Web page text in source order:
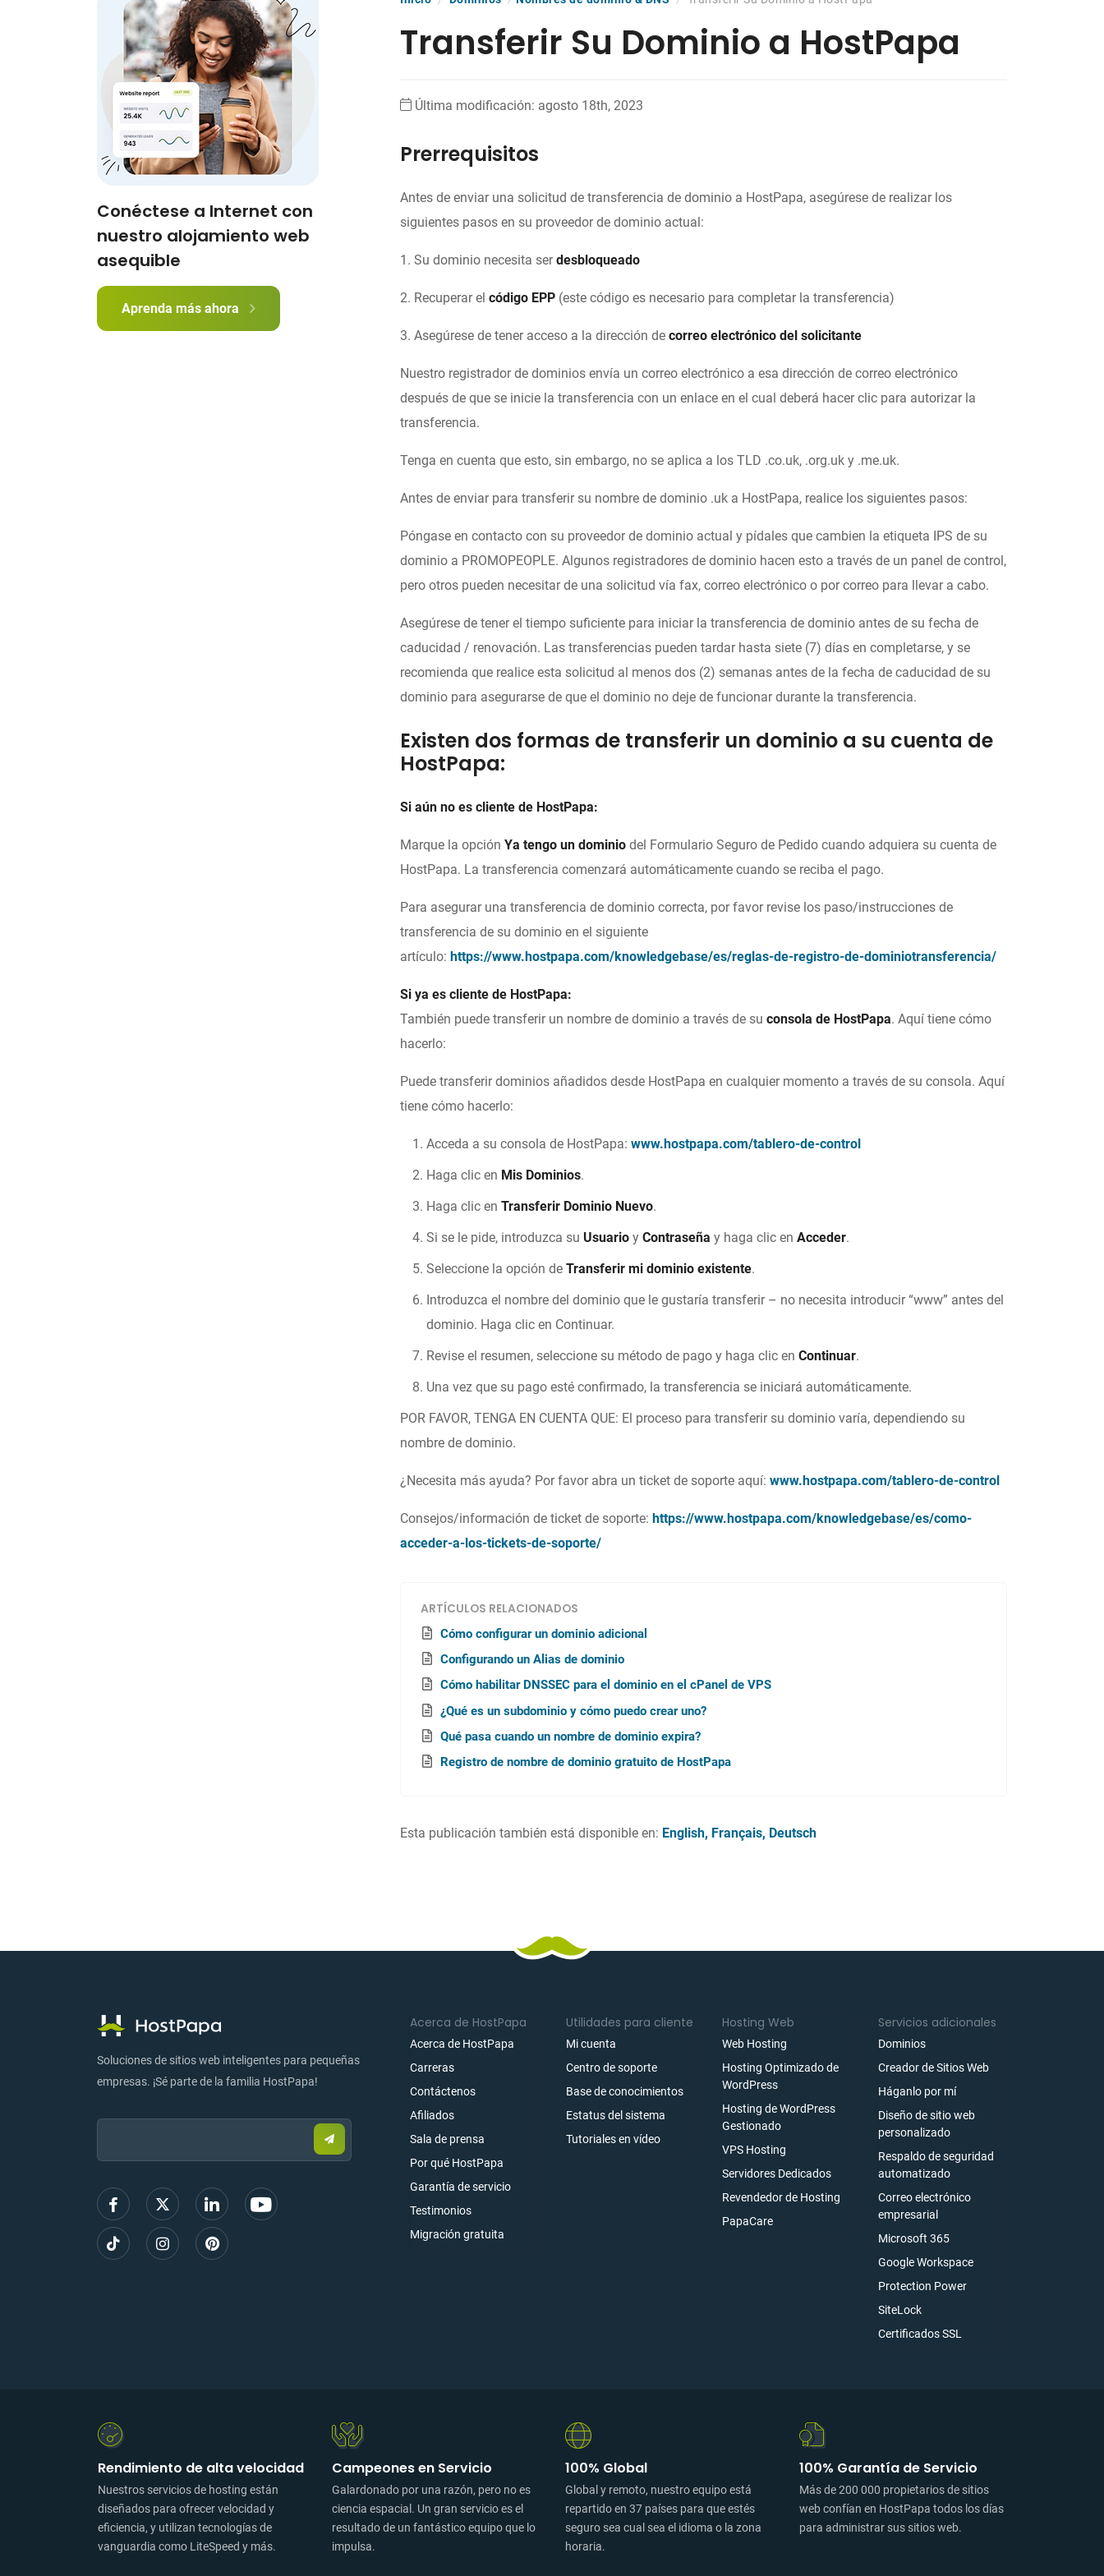
Transferir Su Dominio a HostPapa
Última modificación: agosto 18th, 2023
Prerrequisitos
Antes de enviar una solicitud de transferencia de dominio a HostPapa, asegúrese de realizar los
siguientes pasos en su proveedor de dominio actual:
1. Su dominio necesita serdesbloqueado
2. Recuperar elcódigo EPP (este código es necesario para completar la transferencia)
3. Asegúrese de tener acceso a la dirección decorreo electrónico del solicitante
Nuestro registrador de dominios envía un correo electrónico a esa dirección de correo electrónico
después de que se inicie la transferencia con un enlace en el cual deberá hacer clic para autorizar la
transferencia.
Tenga en cuenta que esto, sin embargo, no se aplica a los TLD .co.uk, .org.uk y .me.uk.
Antes de enviar para transferir su nombre de dominio .uk a HostPapa, realice los siguientes pasos:
Póngase en contacto con su proveedor de dominio actual y pídales que cambien la etiqueta IPS de su
dominio a PROMOPEOPLE. Algunos registradores de dominio hacen esto a través de un panel de control,
pero otros pueden necesitar de una solicitud vía fax, correo electrónico o por correo para llevar a cabo.
Asegúrese de tener el tiempo suficiente para iniciar la transferencia de dominio antes de su fecha de
caducidad / renovación. Las transferencias pueden tardar hasta siete (7) días en completarse, y se
recomienda que realice esta solicitud al menos dos (2) semanas antes de la fecha de caducidad de su
dominio para asegurarse de que el dominio no deje de funcionar durante la transferencia.
Existen dos formas de transferir un dominio a su cuenta de
HostPapa:
Si aún no es cliente de HostPapa:
Marque la opciónYa tengo un dominio del Formulario Seguro de Pedido cuando adquiera su cuenta de
HostPapa. La transferencia comenzará automáticamente cuando se reciba el pago.
Para asegurar una transferencia de dominio correcta, por favor revise los paso/instrucciones de
transferencia de su dominio en el siguiente
artículo: https://www.hostpapa.com/knowledgebase/es/reglas-de-registro-de-dominiotransferencia/
Si ya es cliente de HostPapa:
También puede transferir un nombre de dominio a través de suconsola de HostPapa. Aquí tiene cómo
hacerlo:
Puede transferir dominios añadidos desde HostPapa en cualquier momento a través de su consola. Aquí
tiene cómo hacerlo:
Acceda a su consola de HostPapa:www.hostpapa.com/tablero-de-control
Haga clic en Mis Dominios.
Haga clic enTransferir Dominio Nuevo.
Si se le pide, introduzca su Usuario yContraseña y haga clic enAcceder.
Seleccione la opción deTransferir mi dominio existente.
Introduzca el nombre del dominio que le gustaría transferir – no necesita introducir “www” antes del
dominio. Haga clic en Continuar.
Revise el resumen, seleccione su método de pago y haga clic enContinuar.
Una vez que su pago esté confirmado, la transferencia se iniciará automáticamente.
POR FAVOR, TENGA EN CUENTA QUE: El proceso para transferir su dominio varía, dependiendo su
nombre de dominio.
¿Necesita más ayuda? Por favor abra un ticket de soporte aquí:www.hostpapa.com/tablero-de-control
Consejos/información de ticket de soporte: https://www.hostpapa.com/knowledgebase/es/como-
acceder-a-los-tickets-de-soporte/
ARTÍCULOS RELACIONADOS
Cómo configurar un dominio adicional
Configurando un Alias de dominio
Cómo habilitar DNSSEC para el dominio en el cPanel de VPS
¿Qué es un subdominio y cómo puedo crear uno?
Qué pasa cuando un nombre de dominio expira?
Registro de nombre de dominio gratuito de HostPapa
Esta publicación también está disponible en: English Français Deutsch
Conéctese a Internet con
nuestro alojamiento web
asequible
Aprenda más ahora
Soluciones de sitios web inteligentes para pequeñas
empresas. ¡Sé parte de la familia HostPapa!
Email:
Enviar
correo
para
Acerca de HostPapa
Acerca de HostPapa
Carreras
Contáctenos
Afiliados
Sala de prensa
Por qué HostPapa
Garantía de servicio
Testimonios
Migración gratuita
Utilidades para cliente
Mi cuenta
Centro de soporte
Base de conocimientos
Estatus del sistema
Tutoriales en vídeo
Hosting Web
Web Hosting
Hosting Optimizado de
WordPress
Hosting de WordPress
Gestionado
VPS Hosting
Servidores Dedicados
Revendedor de Hosting
PapaCare
Servicios adicionales
Dominios
Creador de Sitios Web
Háganlo por mí
Diseño de sitio web
personalizado
Respaldo de seguridad
automatizado
Correo electrónico
empresarial
Microsoft 365
Google Workspace
Protection Power
SiteLock
Certificados SSL
Rendimiento de alta velocidad
Nuestros servicios de hosting están
diseñados para ofrecer velocidad y
eficiencia, y utilizan tecnologías de
vanguardia como LiteSpeed y más.
Campeones en Servicio
Galardonado por una razón, pero no es
ciencia espacial. Un gran servicio es el
resultado de un fantástico equipo que lo
impulsa.
100% Global
Global y remoto, nuestro equipo está
repartido en 37 países para que estés
seguro sea cual sea el idioma o la zona
horaria.
100% Garantía de Servicio
Más de 200 000 propietarios de sitios
web confían en HostPapa todos los días
para administrar sus sitios web.